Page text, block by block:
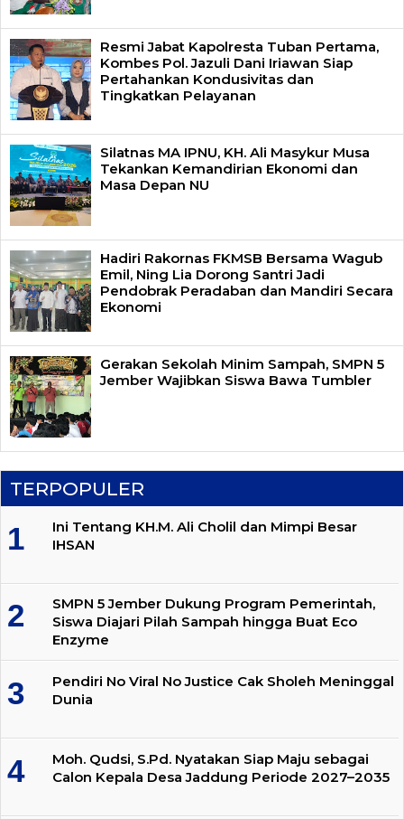
Resmi Jabat Kapolresta Tuban Pertama,
Kombes Pol. Jazuli Dani Iriawan Siap
Pertahankan Kondusivitas dan
Tingkatkan Pelayanan
Silatnas MA IPNU, KH. Ali Masykur Musa
Tekankan Kemandirian Ekonomi dan
Masa Depan NU
Hadiri Rakornas FKMSB Bersama Wagub
Emil, Ning Lia Dorong Santri Jadi
Pendobrak Peradaban dan Mandiri Secara
Ekonomi
Gerakan Sekolah Minim Sampah, SMPN 5
Jember Wajibkan Siswa Bawa Tumbler
TERPOPULER
Ini Tentang KH.M. Ali Cholil dan Mimpi Besar
IHSAN
SMPN 5 Jember Dukung Program Pemerintah,
Siswa Diajari Pilah Sampah hingga Buat Eco
Enzyme
Pendiri No Viral No Justice Cak Sholeh Meninggal
Dunia
Moh. Qudsi, S.Pd. Nyatakan Siap Maju sebagai
Calon Kepala Desa Jaddung Periode 2027–2035